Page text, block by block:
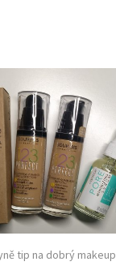
tip na dobrý makeup